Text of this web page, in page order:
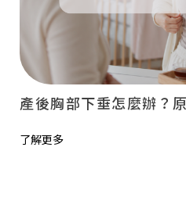
了解更多